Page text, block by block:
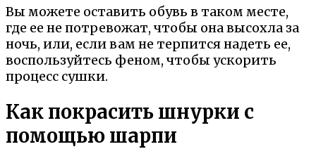
Вы можете оставить обувь в таком месте,
где ее не потревожат, чтобы она высохла за
ночь, или, если вам не терпится надеть ее,
воспользуйтесь феном, чтобы ускорить
процесс сушки.
Как покрасить шнурки с
помощью шарпи